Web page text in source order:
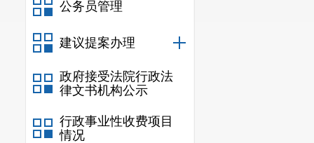
公务员管理
建议提案办理
政府接受法院行政法
律文书机构公示
行政事业性收费项目
情况